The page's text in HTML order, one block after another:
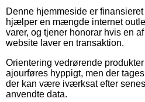
Denne hjemmeside er
hjælper en mængde internet
varer, og tjener honorar hvis en
website laver en transaktion.
Orientering vedrørende
ajourføres hyppigt, men der
der kan være iværksat efter
anvendte data.